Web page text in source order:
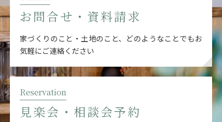
お問合せ・資料請求
家づくりのこと・土地のこと、どのようなことでもお
気軽にご連絡ください
Reservation
見楽会・相談会予約